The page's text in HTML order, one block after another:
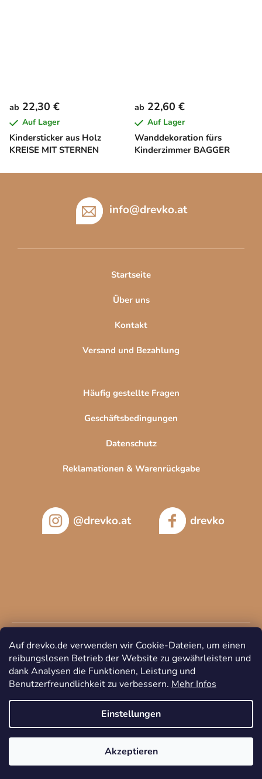
Auf drevko.de verwenden wir Cookie-Dateien, um einen
reibungslosen Betrieb der Website zu gewährleisten und
dank Analysen die Funktionen, Leistung und
Benutzerfreundlichkeit zu verbessern. Mehr Infos
Einstellungen
Akzeptieren
Kindersticker aus Holz
KREISE MIT STERNEN
ab 22,30 €
Auf Lager
Wanddekoration fürs
Kinderzimmer BAGGER
ab 22,60 €
Auf Lager
info@drevko.at
Startseite
Über uns
Kontakt
Versand und Bezahlung
Häufig gestellte Fragen
Geschäftsbedingungen
Datenschutz
Reklamationen & Warenrückgabe
@drevko.at drevko
Erstellt von Shoptet
Copyright 2026DREVKO. Alle Rechte vorbehalten.